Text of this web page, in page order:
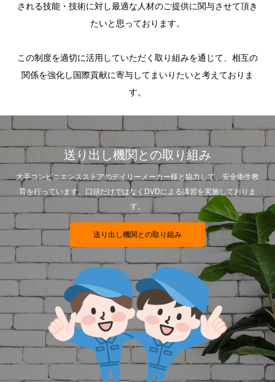
される技能・技術に対し最適な人材のご提供に関与させて頂き
たいと思っております。
この制度を適切に活用していただく取り組みを通じて、相互の
関係を強化し国際貢献に寄与してまいりたいと考えておりま
す。
送り出し機関との取り組み
大手コンビニエンスストアのデイリーメーカー様と協力して、安全衛生教
育を行っています。口頭だけではなくDVDによる講習を実施しておりま
す。
送り出し機関との取り組み